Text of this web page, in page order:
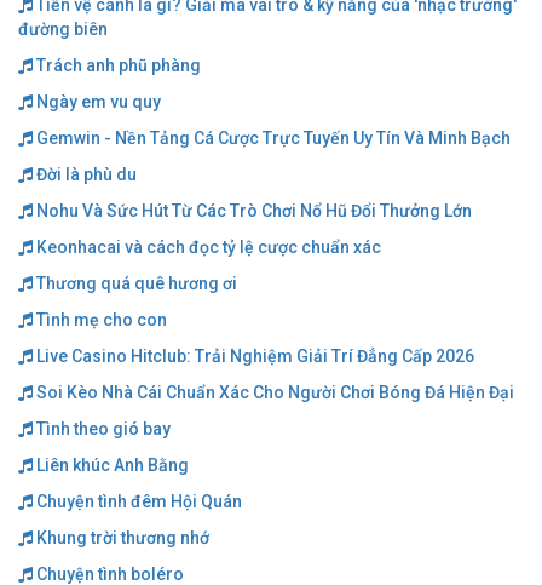
Tiền vệ cánh là gì? Giải mã vai trò & kỹ năng của 'nhạc trưởng'
đường biên
Trách anh phũ phàng
Ngày em vu quy
Gemwin - Nền Tảng Cá Cược Trực Tuyến Uy Tín Và Minh Bạch
Đời là phù du
Nohu Và Sức Hút Từ Các Trò Chơi Nổ Hũ Đổi Thưởng Lớn
Keonhacai và cách đọc tỷ lệ cược chuẩn xác
Thương quá quê hương ơi
Tình mẹ cho con
Live Casino Hitclub: Trải Nghiệm Giải Trí Đẳng Cấp 2026
Soi Kèo Nhà Cái Chuẩn Xác Cho Người Chơi Bóng Đá Hiện Đại
Tình theo gió bay
Liên khúc Anh Bằng
Chuyện tình đêm Hội Quán
Khung trời thương nhớ
Chuyện tình boléro